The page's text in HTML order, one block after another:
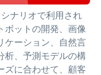
ナリオで利用され
ボットの開発、画像
ケーション、自然言
析、予測モデルの構
ズに合わせて、顧客